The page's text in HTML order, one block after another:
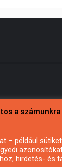
a számunkra
– például
hirdetés- és